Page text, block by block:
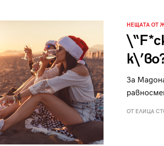
НЕЩАТА ОТ
За
ОТ ЕЛИЦА